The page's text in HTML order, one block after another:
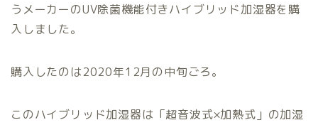
うメーカーのUV除菌機能付きハイブリッド加湿器を購
入しました。
購入したのは2020年12月の中旬ごろ。
このハイブリッド加湿器は「超音波式×加熱式」の加湿